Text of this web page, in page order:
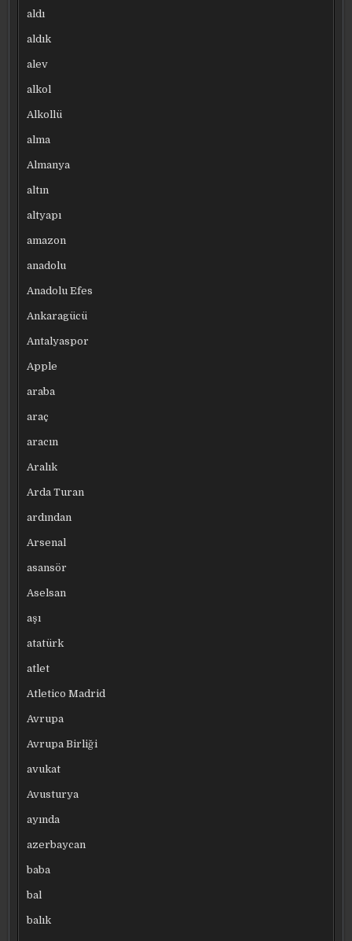
aldı
aldık
alev
alkol
Alkollü
alma
Almanya
altın
altyapı
amazon
anadolu
Anadolu Efes
Ankaragücü
Antalyaspor
Apple
araba
araç
aracın
Aralık
Arda Turan
ardından
Arsenal
asansör
Aselsan
aşı
atatürk
atlet
Atletico Madrid
Avrupa
Avrupa Birliği
avukat
Avusturya
ayında
azerbaycan
baba
bal
balık